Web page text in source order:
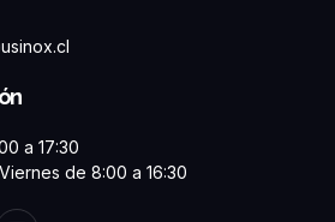
a 17:30
de 8:00 a 16:30